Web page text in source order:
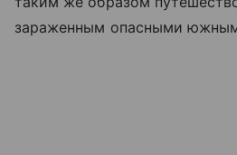
зараженным опасными